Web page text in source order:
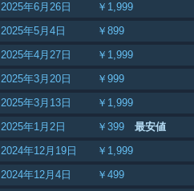
2025年6月26日
￥1,999
2025年5月4日
￥899
2025年4月27日
￥1,999
2025年3月20日
￥999
2025年3月13日
￥1,999
2025年1月2日
￥399
最安値
2024年12月19日
￥1,999
2024年12月4日
￥499